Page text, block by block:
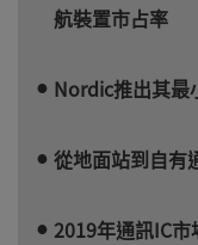
航裝置市占率
Nordic推出其最
從地面站到自
2019年通訊IC